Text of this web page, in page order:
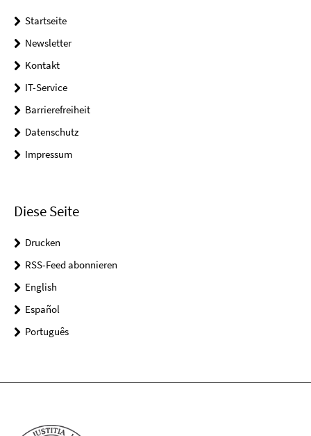
Startseite
Newsletter
Kontakt
IT-Service
Barrierefreiheit
Datenschutz
Impressum
Diese Seite
Drucken
RSS-Feed abonnieren
English
Español
Português